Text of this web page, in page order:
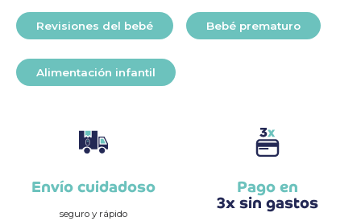
Revisiones del bebé Bebé prematuro
Alimentación infantil
Envío cuidadoso
seguro y rápido
Pago en
3x sin gastos